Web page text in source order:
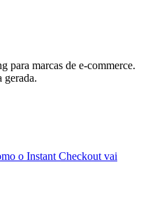
para marcas de e-commerce.
gerada.
o Instant Checkout vai